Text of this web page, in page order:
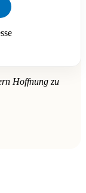
Hoffnung zu